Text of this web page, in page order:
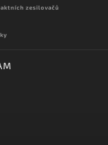
zesilovačů